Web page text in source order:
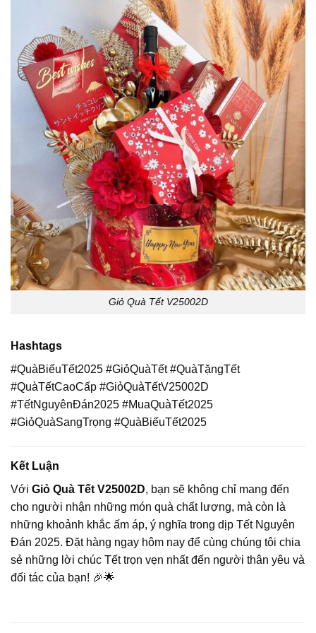
Giỏ Quà Tết V25002D
Hashtags
#QuàBiếuTết2025 #GiỏQuàTết #QuàTặngTết
#QuàTếtCaoCấp #GiỏQuàTếtV25002D
#TếtNguyênĐán2025 #MuaQuàTết2025
#GiỏQuàSangTrọng #QuàBiếuTết2025
Kết Luận
Với Giỏ Quà Tết V25002D, bạn sẽ không chỉ mang đến
cho người nhận những món quà chất lượng, mà còn là
những khoảnh khắc ấm áp, ý nghĩa trong dịp Tết Nguyên
Đán 2025. Đặt hàng ngay hôm nay để cùng chúng tôi chia
sẻ những lời chúc Tết trọn vẹn nhất đến người thân yêu và
đối tác của bạn! 🎉🌟